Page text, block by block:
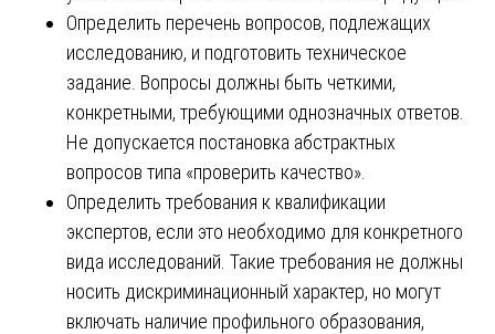
Определить перечень вопросов, подлежащих
исследованию, и подготовить техническое
задание. Вопросы должны быть четкими,
конкретными, требующими однозначных ответов.
Не допускается постановка абстрактных
вопросов типа «проверить качество».
Определить требования к квалификации
экспертов, если это необходимо для конкретного
вида исследований. Такие требования не должны
носить дискриминационный характер, но могут
включать наличие профильного образования,